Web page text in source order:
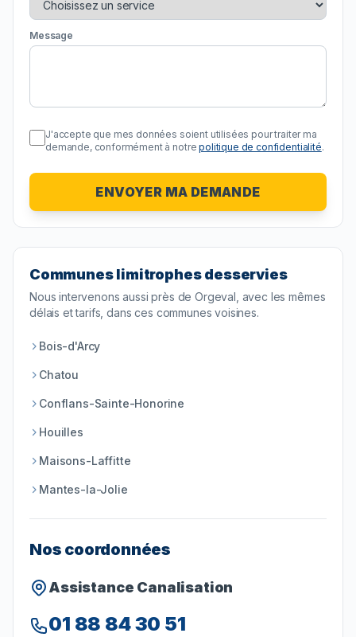
Message
J'accepte que mes données soient utilisées pour traiter ma
demande, conformément à notre politique de confidentialité.
ENVOYER MA DEMANDE
Communes limitrophes desservies
Nous intervenons aussi près deOrgeval , avec les mêmes
délais et tarifs, dans ces communes voisines.
Bois-d'Arcy
Chatou
Conflans-Sainte-Honorine
Houilles
Maisons-Laffitte
Mantes-la-Jolie
Nos coordonnées
Assistance Canalisation
01 88 84 30 51